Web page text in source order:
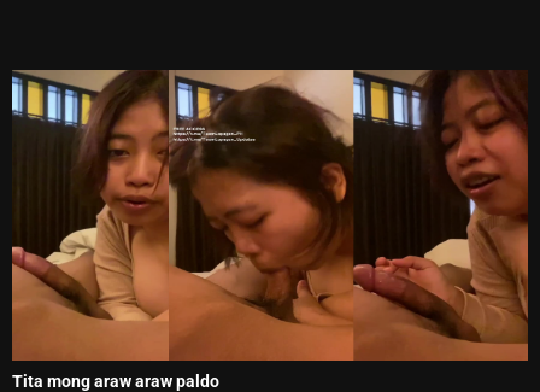
Tita mong araw araw paldo